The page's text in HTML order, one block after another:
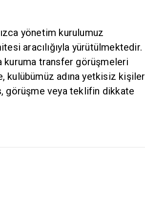
yönetim kurulumuz
aracılığıyla yürütülmektedir.
kuruma transfer görüşmeleri
kulübümüz adına yetkisiz kişiler
görüşme veya teklifin dikkate